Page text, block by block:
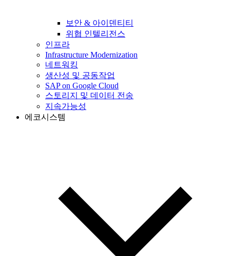
보안 & 아이덴티티
위협 인텔리전스
인프라
Infrastructure Modernization
네트워킹
생산성 및 공동작업
SAP on Google Cloud
스토리지 및 데이터 전송
지속가능성
에코시스템